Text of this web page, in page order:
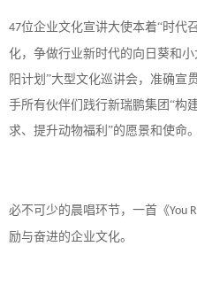
47位企业文化宣讲大使本着“时代
化，争做行业新时代的向日葵和
阳计划”大型文化巡讲会，准确宣
手所有伙伴们践行新瑞鹏集团“构
求、提升动物福利”的愿景和使命。
必不可少的晨唱环节，一首《You
励与奋进的企业文化。